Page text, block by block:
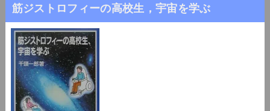
筋ジストロフィーの高校生，宇宙を学ぶ